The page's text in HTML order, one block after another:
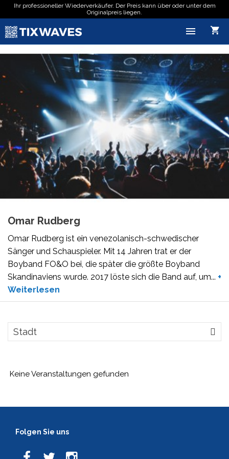
Ihr professioneller Wiederverkäufer. Der Preis kann über oder unter dem
Originalpreis liegen.
shopping_cart

Omar Rudberg
Omar Rudberg ist ein venezolanisch-schwedischer
Sänger und Schauspieler. Mit 14 Jahren trat er der
Boyband FO&O bei, die später die größte Boyband
Skandinaviens wurde. 2017 löste sich die Band auf, um... +
Weiterlesen
Stadt
Keine Veranstaltungen gefunden
Folgen Sie uns